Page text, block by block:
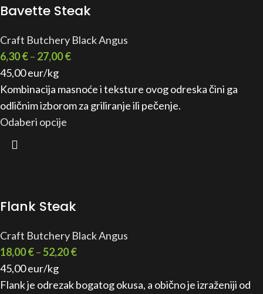
Bavette Steak
Craft Butchery Black Angus
6,30€– 27,00€
45,00 eur/kg
Kombinacija masnoće i teksture ovog odreska čini ga
odličnim izborom za griliranje ili pečenje.
Odaberi opcije
Flank Steak
Craft Butchery Black Angus
18,00€–52,20€
45,00 eur/kg
Flank je odrezak bogatog okusa, a obično je izraženiji od